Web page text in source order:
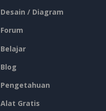
Desain / Diagram
Forum
Belajar
Blog
Pengetahuan
Alat Gratis